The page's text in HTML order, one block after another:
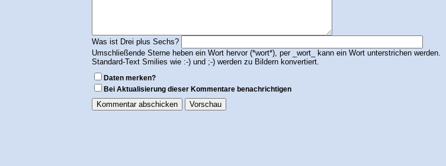
Was ist Drei plus Sechs?
Umschließende Sterne heben ein Wort hervor (*wort*), per _wort_ kann ein Wort unterstrichen werden.
Standard-Text Smilies wie :-) und ;-) werden zu Bildern konvertiert.
Daten merken?
Bei Aktualisierung dieser Kommentare benachrichtigen